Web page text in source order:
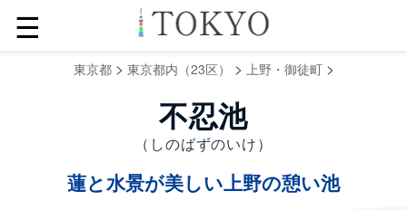
☰
東京都> 東京都内（23区） > 上野・御徒町>
不忍池
（しのばずのいけ）
蓮と水景が美しい上野の憩い池